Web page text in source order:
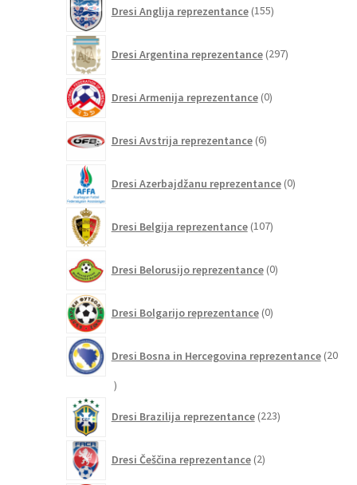
Dresi Anglija reprezentance 155izdelkov
Dresi Argentina reprezentance 297izdelkov
Dresi Armenija reprezentance 0izdelkov
Dresi Avstrija reprezentance 6izdelkov
Dresi Azerbajdžanu reprezentance 0izdelkov
Dresi Belgija reprezentance 107izdelkov
Dresi Belorusijo reprezentance 0izdelkov
Dresi Bolgarijo reprezentance 0izdelkov
Dresi Bosna in Hercegovina reprezentance 20
20
Dresi Brazilija reprezentance 223izdelkov
Dresi Češčina reprezentance 2izdelka